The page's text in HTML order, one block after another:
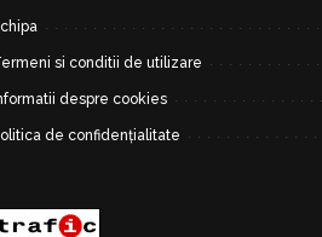
si conditii de utilizare
despre cookies
de confidențialitate